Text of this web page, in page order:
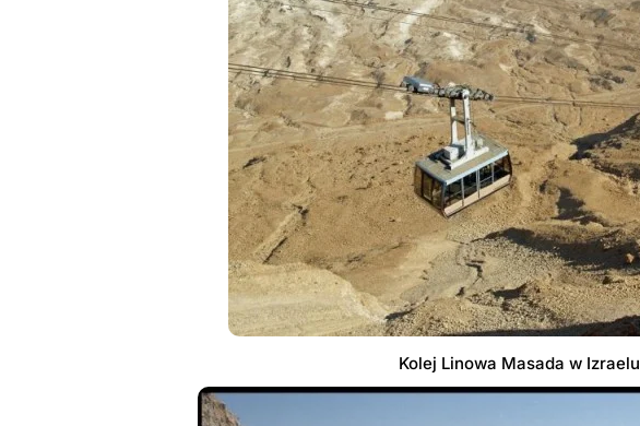
Kolej Linowa Masada w Izraelu